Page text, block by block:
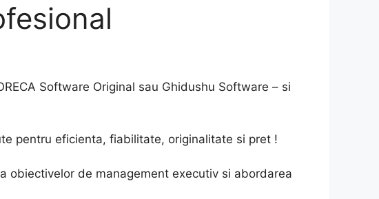
Software Original sau Ghidushu Software – si
pentru eficienta, fiabilitate, originalitate si pret !
obiectivelor de management executiv si abordarea